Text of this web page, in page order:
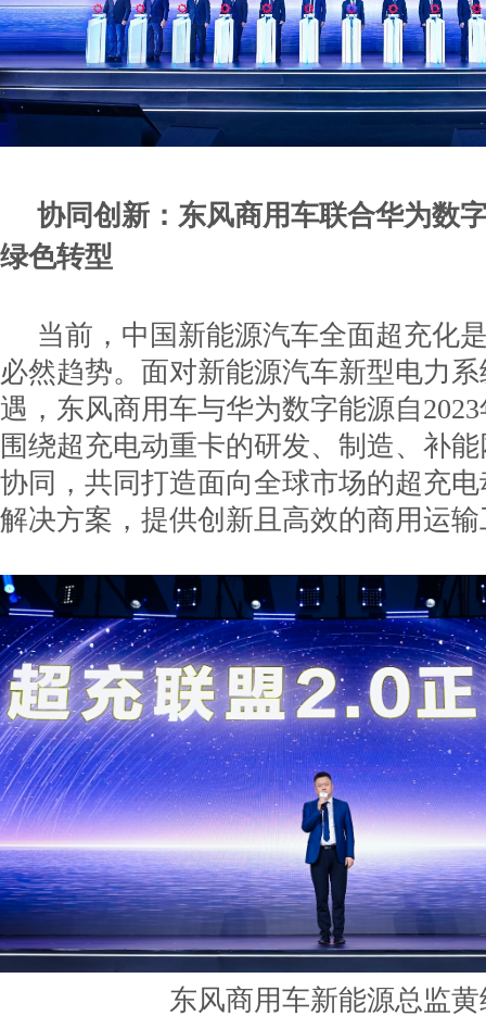
协同创新：东风商用车联合华为数
绿色转型
当前，中国新能源汽车全面超充化
必然趋势。面对新能源汽车新型电力
遇，东风商用车与华为数字能源自
围绕超充电动重卡的研发、制造、补
协同，共同打造面向全球市场的超充
解决方案，提供创新且高效的商用运
东风商用车新能源总监